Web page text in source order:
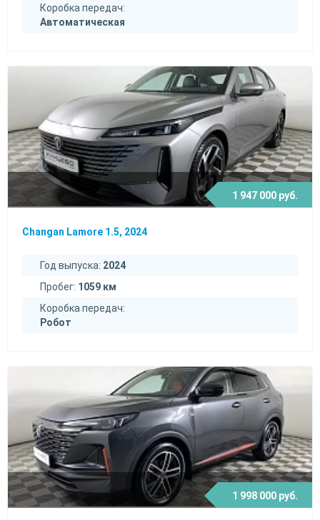
Коробка передач:
Автоматическая
1 947 000 руб.
Changan Lamore 1.5, 2024
Год выпуска: 2024
Пробег: 1059 км
Коробка передач:
Робот
1 998 000 руб.